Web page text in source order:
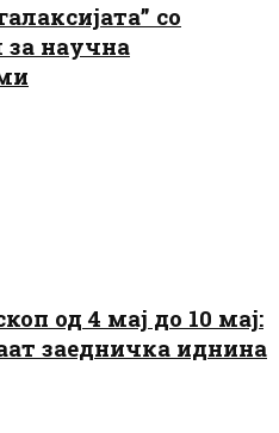
со
за научна
од 4 мај до 10 мај:
заедничка иднина